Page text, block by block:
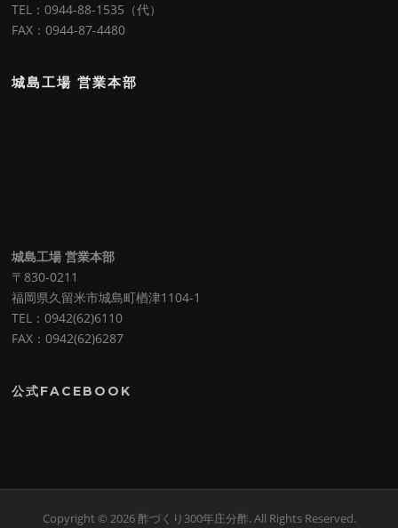
TEL：0944-88-1535（代）
FAX：0944-87-4480
城島工場 営業本部
城島工場 営業本部
〒830-0211
福岡県久留米市城島町楢津1104-1
TEL：0942(62)6110
FAX：0942(62)6287
公式FACEBOOK
Copyright © 2026 酢づくり300年庄分酢. All Rights Reserved.